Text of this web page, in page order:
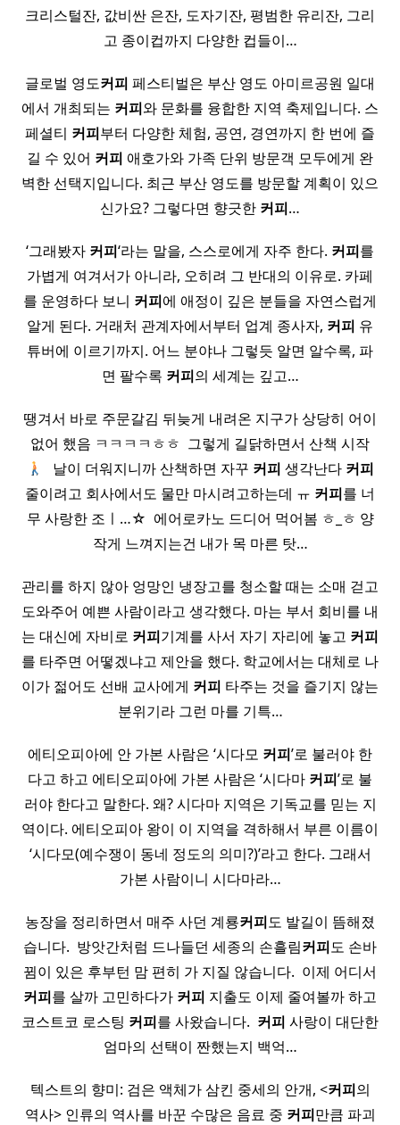
크리스털잔, 값비싼 은잔, 도자기잔, 평범한 유리잔, 그리
고 종이컵까지 다양한 컵들이…
글로벌 영도커피 페스티벌은 부산 영도 아미르공원 일대
에서 개최되는 커피와 문화를 융합한 지역 축제입니다. 스
페셜티 커피부터 다양한 체험, 공연, 경연까지 한 번에 즐
길 수 있어 커피 애호가와 가족 단위 방문객 모두에게 완
벽한 선택지입니다. 최근 부산 영도를 방문할 계획이 있으
신가요? 그렇다면 향긋한 커피…
‘그래봤자 커피‘라는 말을, 스스로에게 자주 한다. 커피를
가볍게 여겨서가 아니라, 오히려 그 반대의 이유로. 카페
를 운영하다 보니 커피에 애정이 깊은 분들을 자연스럽게
알게 된다. 거래처 관계자에서부터 업계 종사자, 커피 유
튜버에 이르기까지. 어느 분야나 그렇듯 알면 알수록, 파
면 팔수록 커피의 세계는 깊고…
땡겨서 바로 주문갈김 뒤늦게 내려온 지구가 상당히 어이
없어 했음 ㅋㅋㅋㅋㅎㅎ ​ 그렇게 길닭하면서 산책 시작
​ ​ 날이 더워지니까 산책하면 자꾸 커피 생각난다 커피
줄이려고 회사에서도 물만 마시려고하는데 ㅠ 커피를 너
무 사랑한 조ㅣ…☆ ​ 에어로카노 드디어 먹어봄 ㅎ_ㅎ 양
작게 느껴지는건 내가 목 마른 탓…
관리를 하지 않아 엉망인 냉장고를 청소할 때는 소매 걷고
도와주어 예쁜 사람이라고 생각했다. 마는 부서 회비를 내
는 대신에 자비로 커피기계를 사서 자기 자리에 놓고 커피
를 타주면 어떻겠냐고 제안을 했다. 학교에서는 대체로 나
이가 젊어도 선배 교사에게 커피 타주는 것을 즐기지 않는
분위기라 그런 마를 기특…
에티오피아에 안 가본 사람은 ‘시다모 커피’로 불러야 한
다고 하고 에티오피아에 가본 사람은 ‘시다마 커피’로 불
러야 한다고 말한다. 왜? 시다마 지역은 기독교를 믿는 지
역이다. 에티오피아 왕이 이 지역을 격하해서 부른 이름이
‘시다모(예수쟁이 동네 정도의 의미?)’라고 한다. 그래서
가본 사람이니 시다마라…
농장을 정리하면서 매주 사던 계룡커피도 발길이 뜸해졌
습니다. ​ 방앗간처럼 드나들던 세종의 손흘림커피도 손바
뀜이 있은 후부턴 맘 편히 가 지질 않습니다.​​ ​ 이제 어디서
커피를 살까 고민하다가 커피 지출도 이제 줄여볼까 하고
코스트코 로스팅 커피를 사왔습니다. ​ 커피 사랑이 대단한
엄마의 선택이 짠했는지 백억…
텍스트의 향미: 검은 액체가 삼킨 중세의 안개, <커피의
역사> ​인류의 역사를 바꾼 수많은 음료 중 커피만큼 파괴